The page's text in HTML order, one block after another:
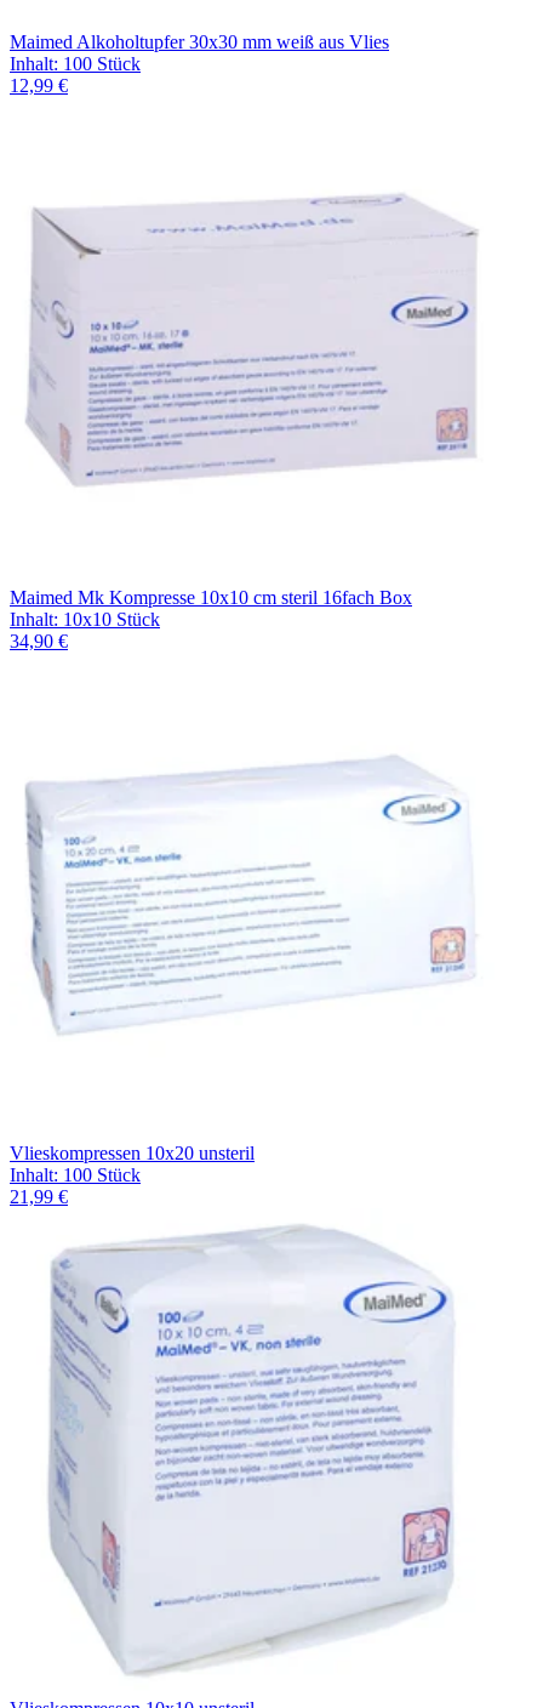
Maimed Alkoholtupfer 30x30 mm weiß aus Vlies
Inhalt: 100 Stück
12,99 €
Maimed Mk Kompresse 10x10 cm steril 16fach Box
Inhalt: 10x10 Stück
34,90 €
Vlieskompressen 10x20 unsteril
Inhalt: 100 Stück
21,99 €